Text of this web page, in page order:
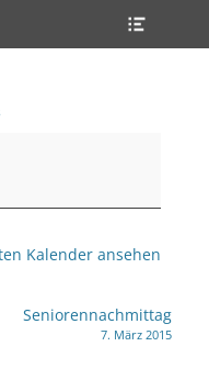
Kalender ansehen
Seniorennachmittag
7. März 2015